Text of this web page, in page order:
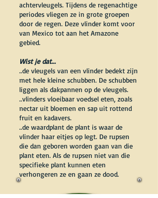
achtervleugels. Tijdens de regenachtige
periodes vliegen ze in grote groepen
door de regen. Deze vlinder komt voor
van Mexico tot aan het Amazone
gebied.
Wist je dat...
..de vleugels van een vlinder bedekt zijn
met hele kleine schubben. De schubben
liggen als dakpannen op de vleugels.
..vlinders vloeibaar voedsel eten, zoals
nectar uit bloemen en sap uit rottend
fruit en kadavers.
..de waardplant de plant is waar de
vlinder haar eitjes op legt. De rupsen
die dan geboren worden gaan van die
plant eten. Als de rupsen niet van die
specifieke plant kunnen eten
verhongeren ze en gaan ze dood.